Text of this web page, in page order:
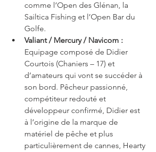
comme l’Open des Glénan, la
Sailtica Fishing et l’Open Bar du
Golfe.
Valiant / Mercury / Navicom :
Equipage composé de Didier
Courtois (Chaniers – 17) et
d’amateurs qui vont se succéder à
son bord. Pêcheur passionné,
compétiteur redouté et
développeur confirmé, Didier est
à l’origine de la marque de
matériel de pêche et plus
particulièrement de cannes, Hearty